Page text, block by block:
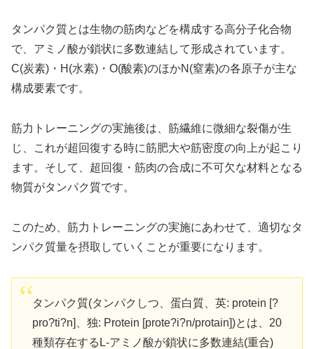
タンパク質とは生物の筋肉などを構成する高分子化合物
で、アミノ酸が鎖状に多数連結して形成されています。
C(炭素)・H(水素)・O(酸素)のほかN(窒素)の各原子が主な
構成要素です。
筋力トレーニングの実施後は、筋繊維に微細な裂傷が生
じ、これが超回復する時に筋肥大や筋密度の向上が起こり
ます。そして、超回復・筋肉の合成に不可欠な材料となる
物質がタンパク質です。
このため、筋力トレーニングの実施にあわせて、適切なタ
ンパク質量を摂取していくことが重要になります。
タンパク質(タンパクしつ、蛋白質、英: protein [?
pro?ti?n]、独: Protein [prote?i?n/protain])とは、20
種類存在するL-アミノ酸が鎖状に多数連結(重合)